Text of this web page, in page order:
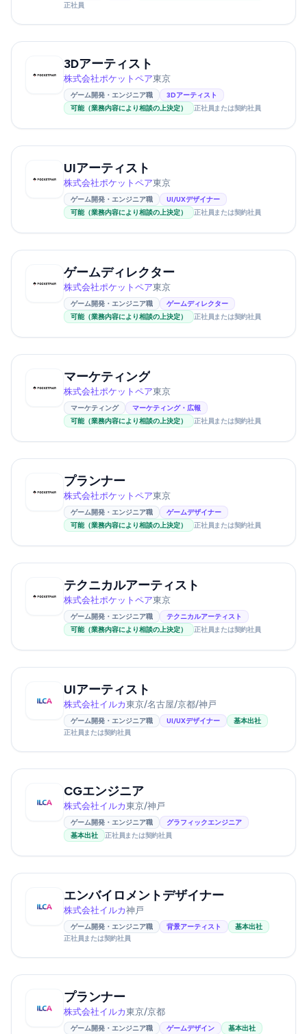
正社員
3Dアーティスト
株式会社ポケットペア東京
ゲーム開発・エンジニア職
3Dアーティスト
可能（業務内容により相談の上決定）
正社員または契約社員
UIアーティスト
株式会社ポケットペア東京
ゲーム開発・エンジニア職
UI/UXデザイナー
可能（業務内容により相談の上決定）
正社員または契約社員
ゲームディレクター
株式会社ポケットペア東京
ゲーム開発・エンジニア職
ゲームディレクター
可能（業務内容により相談の上決定）
正社員または契約社員
マーケティング
株式会社ポケットペア東京
マーケティング
マーケティング・広報
可能（業務内容により相談の上決定）
正社員または契約社員
プランナー
株式会社ポケットペア東京
ゲーム開発・エンジニア職
ゲームデザイナー
可能（業務内容により相談の上決定）
正社員または契約社員
テクニカルアーティスト
株式会社ポケットペア東京
ゲーム開発・エンジニア職
テクニカルアーティスト
可能（業務内容により相談の上決定）
正社員または契約社員
UIアーティスト
株式会社イルカ東京/名古屋/京都/神戸
ゲーム開発・エンジニア職 UI/UXデザイナー
基本出社
正社員または契約社員
CGエンジニア
株式会社イルカ東京/神戸
ゲーム開発・エンジニア職
グラフィックエンジニア
基本出社
正社員または契約社員
エンバイロメントデザイナー
株式会社イルカ神戸
ゲーム開発・エンジニア職 背景アーティスト
基本出社
正社員または契約社員
プランナー
株式会社イルカ東京/京都
ゲーム開発・エンジニア職 ゲームデザイン 基本出社